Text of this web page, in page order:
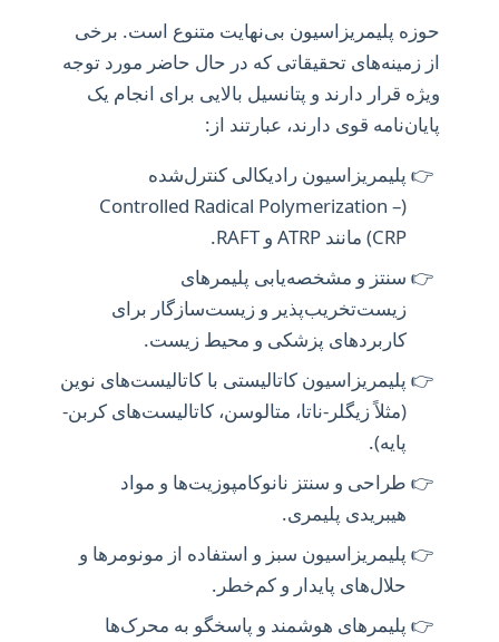
حوزه پلیمریزاسیون بی‌نهایت متنوع است. برخی
از زمینه‌های تحقیقاتی که در حال حاضر مورد توجه
ویژه قرار دارند و پتانسیل بالایی برای انجام یک
پایان‌نامه قوی دارند، عبارتند از:
پلیمریزاسیون رادیکالی کنترل‌شده
(Controlled Radical Polymerization –
CRP) مانند ATRP و RAFT.
سنتز و مشخصه‌یابی پلیمرهای
زیست‌تخریب‌پذیر و زیست‌سازگار برای
کاربردهای پزشکی و محیط زیست.
پلیمریزاسیون کاتالیستی با کاتالیست‌های نوین
(مثلاً زیگلر-ناتا، متالوسن، کاتالیست‌های کربن-
پایه).
طراحی و سنتز نانوکامپوزیت‌ها و مواد
هیبریدی پلیمری.
پلیمریزاسیون سبز و استفاده از مونومرها و
حلال‌های پایدار و کم‌خطر.
پلیمرهای هوشمند و پاسخگو به محرک‌ها